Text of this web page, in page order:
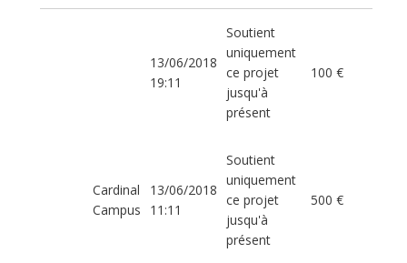
13/06/2018
19:11
Soutient
uniquement
ce projet
jusqu'à
présent
100 €
Cardinal
Campus
13/06/2018
11:11
Soutient
uniquement
ce projet
jusqu'à
présent
500 €